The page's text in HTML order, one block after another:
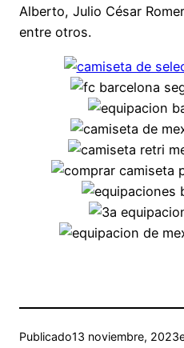
Alberto, Julio César
entre otros.
Publicado13 noviembre, 2023